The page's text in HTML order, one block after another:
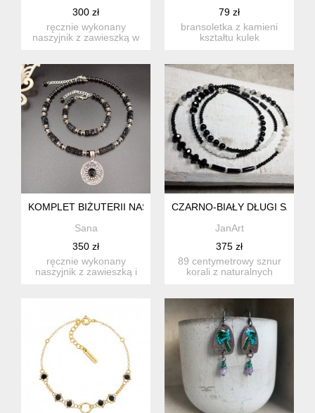
300 zł
ręcznie wykonany
naszyjnik z zawieszką w
79 zł
bransoletka z kamieni
kształtu kulek
KOMPLET BIŻUTERII NASZYJNIK-CHOKER Z
Sana
350 zł
ręcznie wykonany
naszyjnik z zawieszką i
CZARNO-BIAŁY DŁUGI
JanArt
375 zł
89 centymetrowy sznur
korali z naturalnych